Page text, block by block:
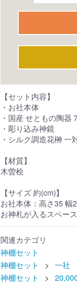
【セット内容】
・お社本体
・国産 せともの陶器
・彫り込み神鏡
・シルク調造花榊 一
【材質】
木曽桧
【サイズ 約(cm)】
お社本体：高さ35 幅
お神札が入るスペー
関連カテゴリ
神棚セット
神棚セット
一社
神棚セット